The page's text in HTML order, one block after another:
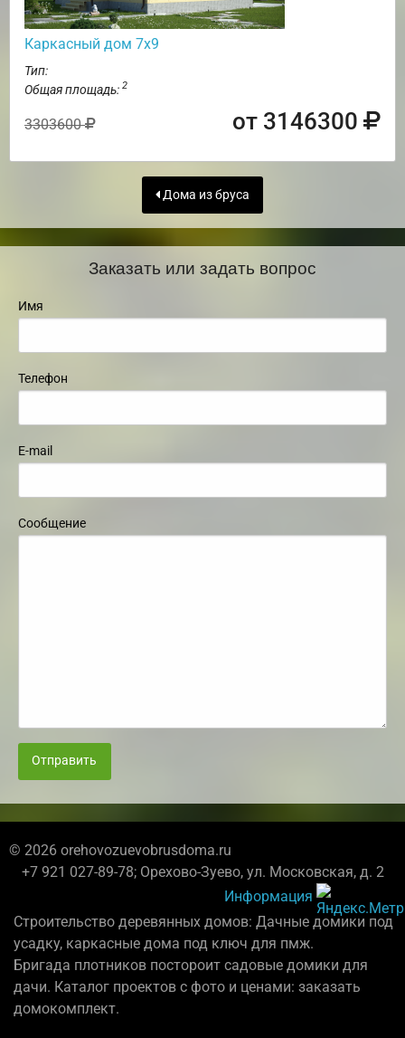
Каркасный дом 7х9
Тип:
Общая площадь: 2
3303600 от 3146300
Дома из бруса
Заказать или задать вопрос
Имя
Телефон
E-mail
Сообщение
Отправить
© 2026 orehovozuevobrusdoma.ru
+7 921 027-89-78; Орехово-Зуево, ул. Московская, д. 2
Информация
Строительство деревянных домов: Дачные домики под
усадку, каркасные дома под ключ для пмж.
Бригада плотников постороит садовые домики для
дачи. Каталог проектов с фото и ценами: заказать
домокомплект.